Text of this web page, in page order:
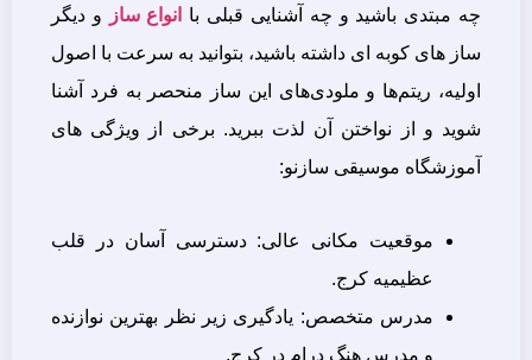
چه مبتدی باشید و چه آشنایی قبلی با
انواع ساز
و دیگر
ساز های کوبه ای داشته باشید، بتوانید به سرعت با اصول
اولیه، ریتم‌ها و ملودی‌های این ساز منحصر به فرد آشنا
شوید و از نواختن آن لذت ببرید. برخی از ویژگی های
آموزشگاه موسیقی سازنو:
موقعیت مکانی عالی: دسترسی آسان در قلب
عظیمیه کرج.
مدرس متخصص: یادگیری زیر نظر بهترین نوازنده
و مدرس هنگ درام در کرج.